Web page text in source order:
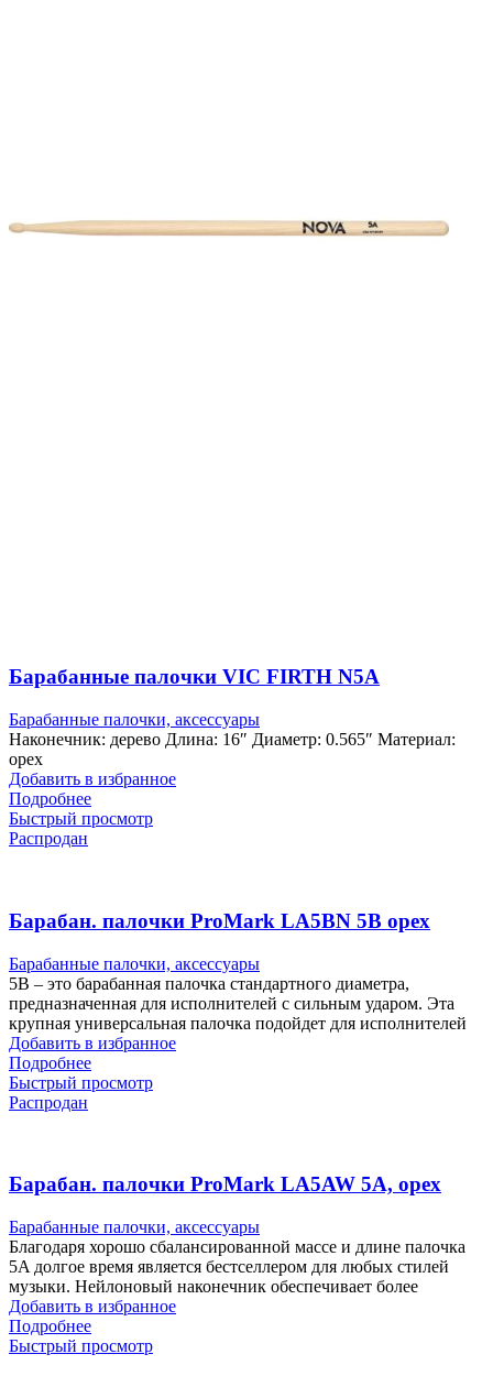
Барабанные палочки VIC FIRTH N5A
Барабанные палочки, аксессуары
Наконечник: дерево Длина: 16″ Диаметр: 0.565″ Материал:
орех
Добавить в избранное
Подробнее
Быстрый просмотр
Распродан
Барабан. палочки ProMark LA5BN 5B орех
Барабанные палочки, аксессуары
5B – это барабанная палочка стандартного диаметра,
предназначенная для исполнителей с сильным ударом. Эта
крупная универсальная палочка подойдет для исполнителей
Добавить в избранное
Подробнее
Быстрый просмотр
Распродан
Барабан. палочки ProMark LA5AW 5A, орех
Барабанные палочки, аксессуары
Благодаря хорошо сбалансированной массе и длине палочка
5A долгое время является бестселлером для любых стилей
музыки. Нейлоновый наконечник обеспечивает более
Добавить в избранное
Подробнее
Быстрый просмотр